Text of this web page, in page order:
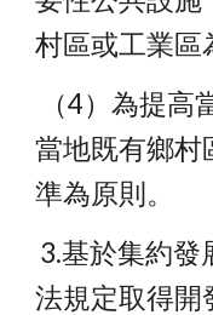
村區或工業區
當地既有鄉村
準為原則。
法規定取得開